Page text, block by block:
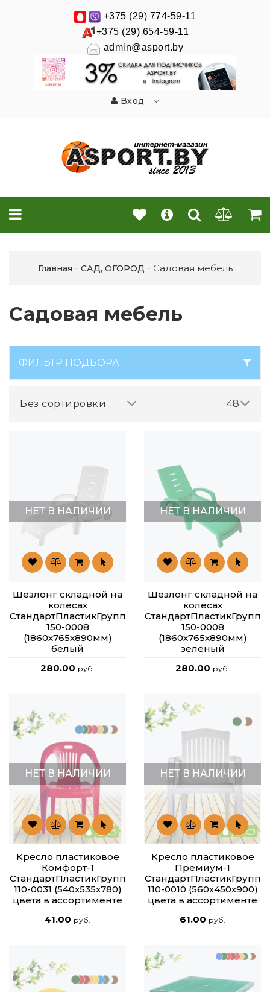
+375 (29) 774-59-11
+375 (29) 654-59-11
admin@asport.by
Вход
Главная САД, ОГОРОД Садовая мебель
Садовая мебель
ФИЛЬТР ПОДБОРА
48
Без сортировки
НЕТ В НАЛИЧИИ
Шезлонг складной на
колесах
СтандартПластикГрупп
150-0008
(1860х765х890мм)
белый
280.00 руб.
НЕТ В НАЛИЧИИ
Шезлонг складной на
колесах
СтандартПластикГрупп
150-0008
(1860х765х890мм)
зеленый
280.00 руб.
НЕТ В НАЛИЧИИ
Кресло пластиковое
Комфорт-1
СтандартПластикГрупп
110-0031 (540х535х780)
цвета в ассортименте
41.00 руб.
НЕТ В НАЛИЧИИ
Кресло пластиковое
Премиум-1
СтандартПластикГрупп
110-0010 (560х450х900)
цвета в ассортименте
61.00 руб.